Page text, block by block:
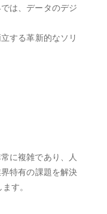
は、データのデジ
する革新的なソリ
に複雑であり、人
特有の課題を解決
す。